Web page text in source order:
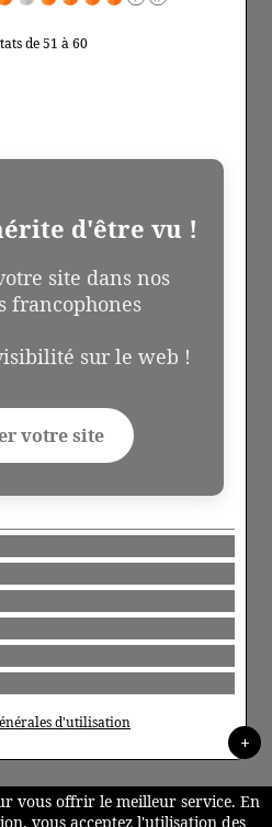
de 51 à 60
d'être vu !
site dans nos
francophones
sur le web !
votre site
d'utilisation
+
vous offrir le meilleur service. En
vous acceptez l'utilisation des